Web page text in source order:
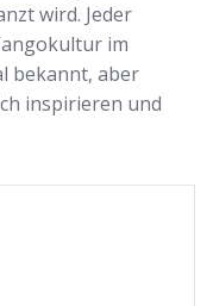
wird. Jeder
im
bekannt, aber
inspirieren und